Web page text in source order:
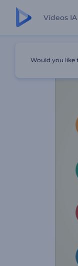
Vídeos IA
Would you like